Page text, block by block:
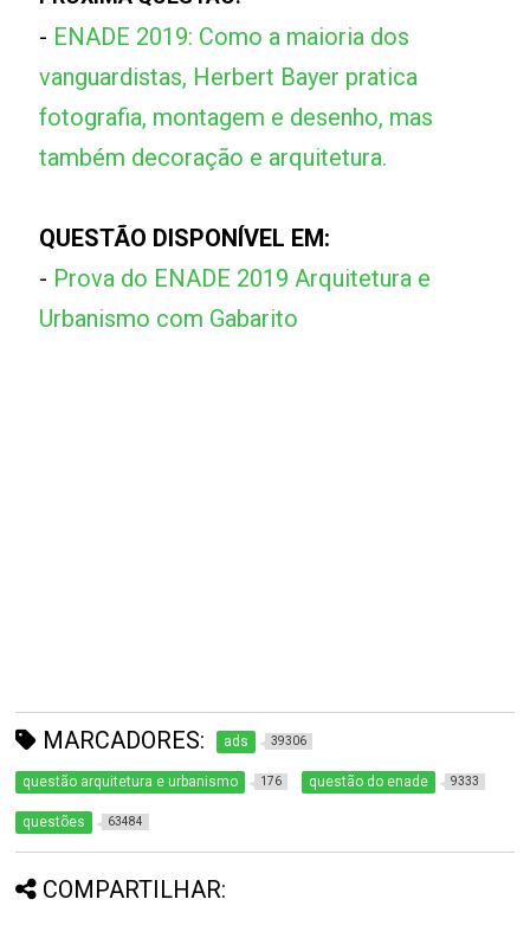
- ENADE 2019: Como a maioria dos
vanguardistas, Herbert Bayer pratica
fotografia, montagem e desenho, mas
também decoração e arquitetura.
QUESTÃO DISPONÍVEL EM:
- Prova do ENADE 2019 Arquitetura e
Urbanismo com Gabarito
MARCADORES: ads 39306
questão arquitetura e urbanismo 176 questão do enade 9333
questões 63484
COMPARTILHAR: